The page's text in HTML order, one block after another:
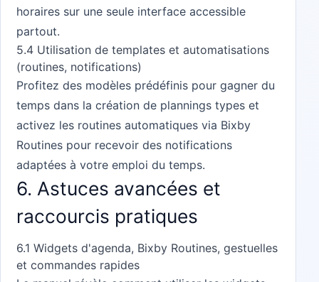
horaires sur une seule interface accessible
partout.
5.4 Utilisation de templates et automatisations
(routines, notifications)
Profitez des modèles prédéfinis pour gagner du
temps dans la création de plannings types et
activez les routines automatiques via Bixby
Routines pour recevoir des notifications
adaptées à votre emploi du temps.
6. Astuces avancées et
raccourcis pratiques
6.1 Widgets d'agenda, Bixby Routines, gestuelles
et commandes rapides